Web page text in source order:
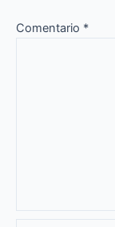
Comentario *